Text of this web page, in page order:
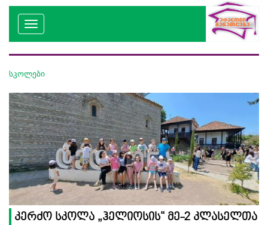
სკოლები
კერძო სკოლა „ჰელიოსის“ მე-2 კლასელთა